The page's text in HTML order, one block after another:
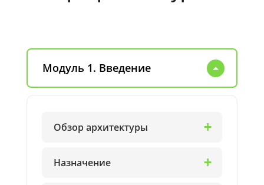
Модуль 1. Введение
Обзор архитектуры
Назначение